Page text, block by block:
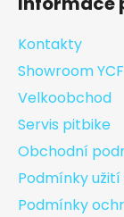
Kontakty
Showroom YCF
Velkoobchod
Servis pitbike
Obchodní
Podmínky
Podmínky